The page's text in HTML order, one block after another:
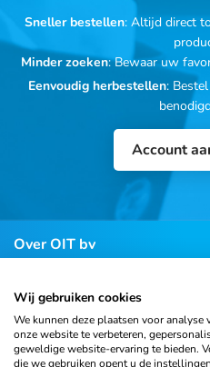
Sneller bestellen: Altijd direct
Minder zoeken: Bewaar uw
Eenvoudig herbestellen:
Account
Over OIT bv
Klantenservice
Contact
Wij gebruiken cookies
We kunnen deze plaatsen voor analyse
onze website te verbeteren,
geweldige website-ervaring te bieden.
die we gebruiken opent u de